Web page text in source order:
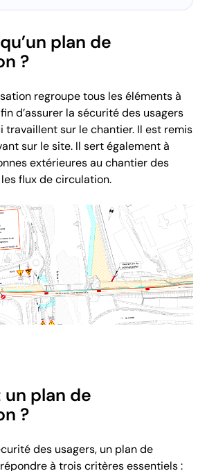
plan de
?
regroupe tous les éléments à
d’assurer la sécurité des usagers
travaillent sur le chantier. Il est remis
sur le site. Il sert également à
extérieures au chantier des
flux de circulation.
plan de
?
des usagers, un plan de
à trois critères essentiels :